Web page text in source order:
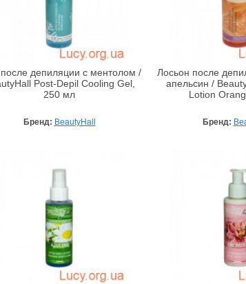
после депиляции с ментолом /
Post-Depil Cooling Gel,
250 мл
Бренд: BeautyHall
Лосьон после
апельсин /
Lotion
Бренд: